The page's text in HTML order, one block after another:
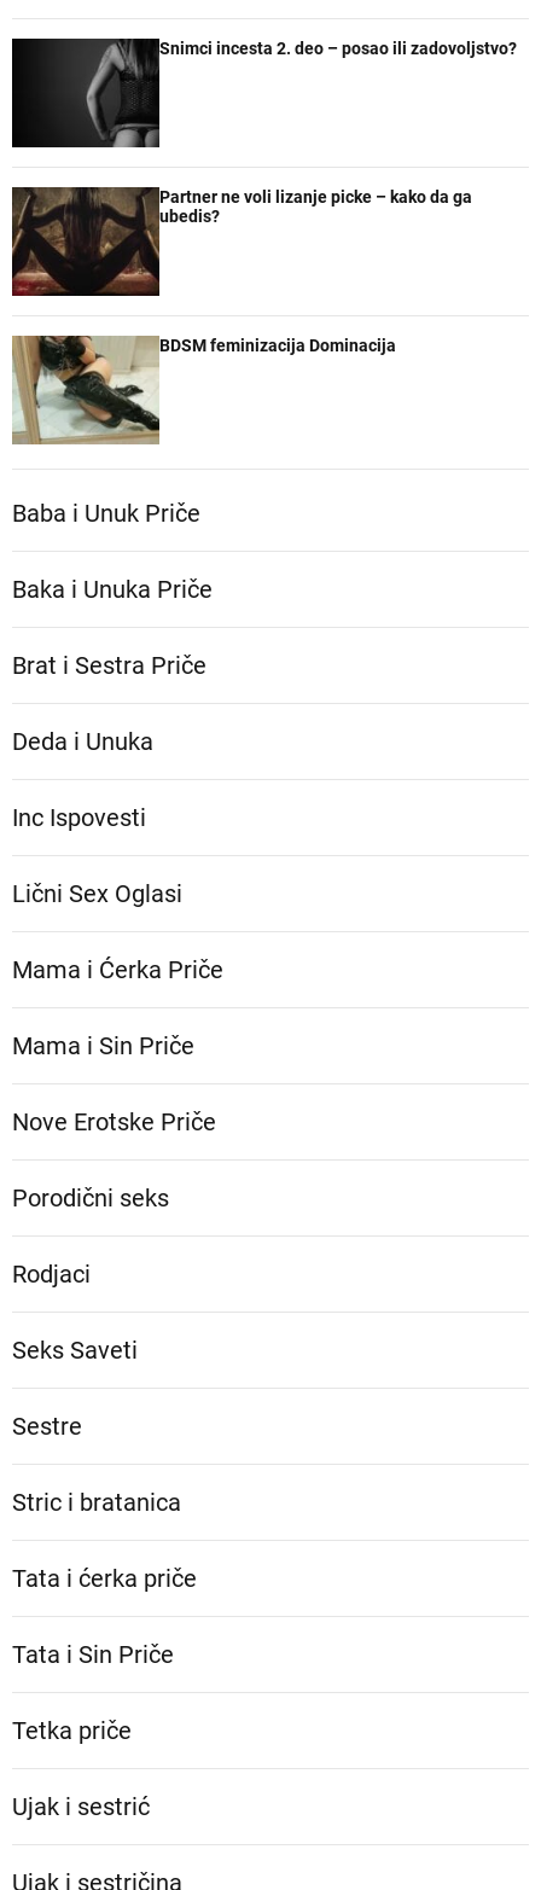
Snimci incesta 2. deo – posao ili zadovoljstvo?
Partner ne voli lizanje picke – kako da ga
ubedis?
BDSM feminizacija Dominacija
Baba i Unuk Priče
Baka i Unuka Pričе
Brat i Sestra Priče
Deda i Unuka
Inc Ispovesti
Lični Sex Oglasi
Mama i Ćerka Priče
Mama i Sin Priče
Nove Erotske Priče
Porodični seks
Rodjaci
Seks Saveti
Sestre
Stric i bratanica
Tata i ćerka priče
Tata i Sin Priče
Tetka priče
Ujak i sestrić
Ujak i sestričina